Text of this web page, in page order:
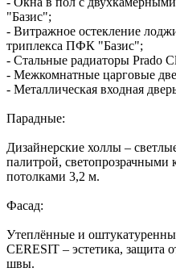
"Базис";
- Витражное остекление
триплекса ПФК "Базис";
- Стальные радиаторы Prado
- Межкомнатные царговые
- Металлическая входная
Парадные:
Дизайнерские холлы –
палитрой,
потолками 3,2 м.
Фасад:
Утеплённые и
CERESIT – эстетика, защита
швы.